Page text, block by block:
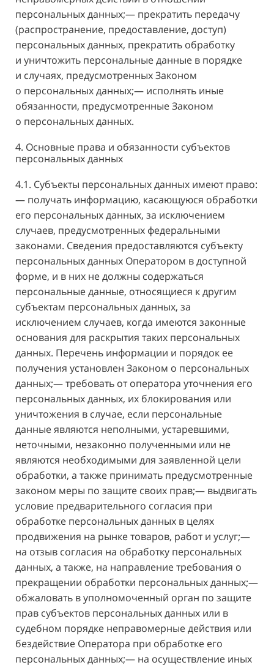
персональных данных;— прекратить передачу
(распространение, предоставление, доступ)
персональных данных, прекратить обработку
и уничтожить персональные данные в порядке
и случаях, предусмотренных Законом
о персональных данных;— исполнять иные
обязанности, предусмотренные Законом
о персональных данных.
4. Основные права и обязанности субъектов
персональных данных
4.1. Субъекты персональных данных имеют право:
— получать информацию, касающуюся обработки
его персональных данных, за исключением
случаев, предусмотренных федеральными
законами. Сведения предоставляются субъекту
персональных данных Оператором в доступной
форме, и в них не должны содержаться
персональные данные, относящиеся к другим
субъектам персональных данных, за
исключением случаев, когда имеются законные
основания для раскрытия таких персональных
данных. Перечень информации и порядок ее
получения установлен Законом о персональных
данных;— требовать от оператора уточнения его
персональных данных, их блокирования или
уничтожения в случае, если персональные
данные являются неполными, устаревшими,
неточными, незаконно полученными или не
являются необходимыми для заявленной цели
обработки, а также принимать предусмотренные
законом меры по защите своих прав;— выдвигать
условие предварительного согласия при
обработке персональных данных в целях
продвижения на рынке товаров, работ и услуг;—
на отзыв согласия на обработку персональных
данных, а также, на направление требования о
прекращении обработки персональных данных;—
обжаловать в уполномоченный орган по защите
прав субъектов персональных данных или в
судебном порядке неправомерные действия или
бездействие Оператора при обработке его
персональных данных;— на осуществление иных